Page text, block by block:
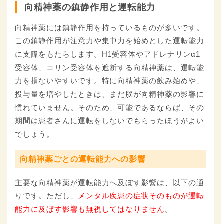
向精神薬の鎮静作用と運転能力
向精神薬には鎮静作用を持っているものが多いです。
この鎮静作用が注意力や集中力を始めとした運転能力
に支障をもたらします。H1受容体やアドレナリンα1
受容体、コリン受容体を遮断する向精神薬は、運転能
力を損ないやすいです。特に向精神薬の飲み始めや、
投与量を増やしたときは、まだ脳が向精神薬の影響に
慣れていません。そのため、可能であるならば、その
期間は患者さんに運転をしないでもらったほうがよい
でしょう。
向精神薬ごとの運転能力への影響
主要な向精神薬が運転能力へ及ぼす影響は、以下の通
りです。ただし、
メンタル疾患の症状そのものが運転
能力に及ぼす影響も無視してはなりません 。